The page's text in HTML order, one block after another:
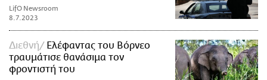
LifO Newsroom
8.7.2023
Διεθνή
Ελέφαντας του Βόρνεο
τραυμάτισε θανάσιμα τον
φροντιστή του